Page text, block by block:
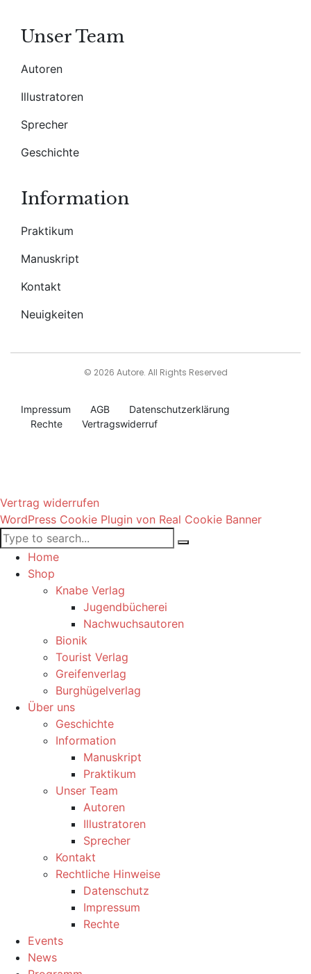
Unser Team
Autoren
Illustratoren
Sprecher
Geschichte
Information
Praktikum
Manuskript
Kontakt
Neuigkeiten
© 2026 Autore. All Rights Reserved
Impressum AGB
Datenschutzerklärung
Rechte
Vertragswiderruf
Vertrag widerrufen
WordPress Cookie Plugin von Real Cookie Banner
Home
Shop
Knabe Verlag
Jugendbücherei
Nachwuchsautoren
Bionik
Tourist Verlag
Greifenverlag
Burghügelverlag
Über uns
Geschichte
Information
Manuskript
Praktikum
Unser Team
Autoren
Illustratoren
Sprecher
Kontakt
Rechtliche Hinweise
Datenschutz
Impressum
Rechte
Events
News